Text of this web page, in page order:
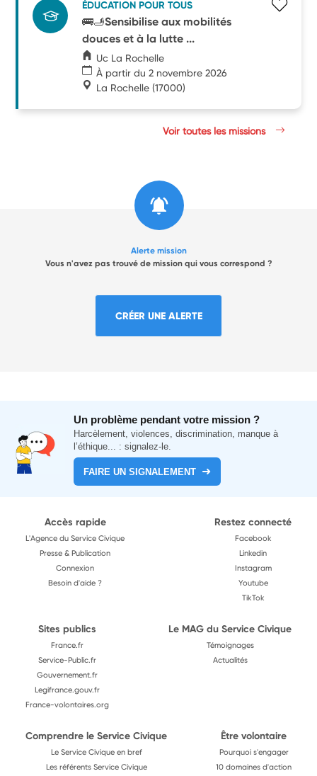
ÉDUCATION POUR TOUS
🚌🫸Sensibilise aux mobilités
douces et à la lutte ...
Uc La Rochelle
À partir du 2 novembre 2026
La Rochelle (17000)
Voir toutes les missions
Alerte mission
Vous n'avez pas trouvé de mission qui vous correspond ?
CRÉER UNE ALERTE
Un problème pendant votre mission ?
Harcèlement, violences, discrimination, manque à
l’éthique... : signalez-le.
FAIRE UN SIGNALEMENT
Accès rapide
L'Agence du Service Civique
Presse & Publication
Connexion
Besoin d'aide ?
Restez connecté
Facebook
Linkedin
Instagram
Youtube
TikTok
Sites publics
France.fr
Service-Public.fr
Gouvernement.fr
Legifrance.gouv.fr
France-volontaires.org
Le MAG du Service Civique
Témoignages
Actualités
Comprendre le Service Civique
Le Service Civique en bref
Les référents Service Civique
Être volontaire
Pourquoi s'engager
10 domaines d'action